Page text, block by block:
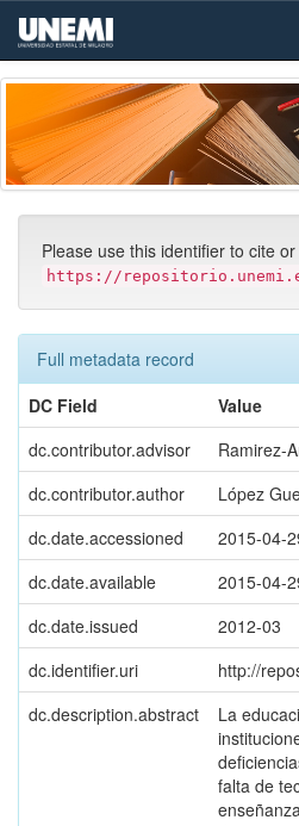
Skip
navigation
Please use this identifier to cite
https://
Full metadata record
DC Field
Value
dc.contributor.advisor
Ramirez-
dc.contributor.author
López
dc.date.accessioned
2015-04-
dc.date.available
2015-04-
dc.date.issued
2012-03
dc.identifier.uri
http://
dc.description.abstract
La
falta de